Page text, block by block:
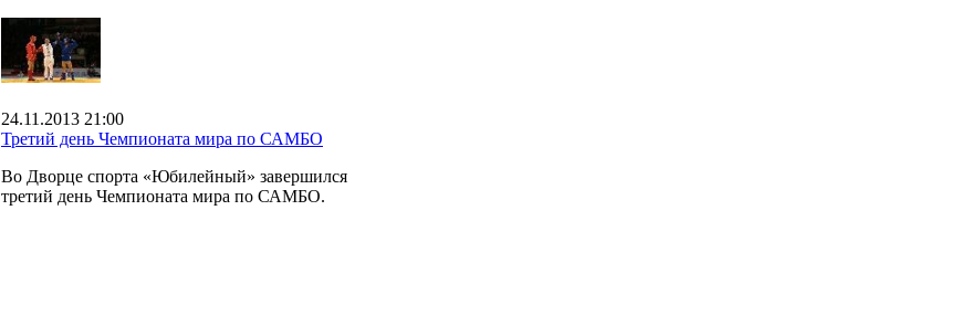
24.11.2013 21:00
Третий день Чемпионата мира по САМБО
Во Дворце спорта «Юбилейный» завершился
третий день Чемпионата мира по САМБО.